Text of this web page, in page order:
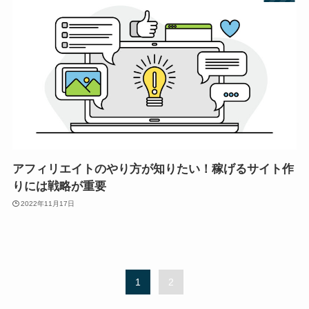
アフィリエイトのやり方が知りたい！稼げるサイト作
りには戦略が重要
2022年11月17日
1 2